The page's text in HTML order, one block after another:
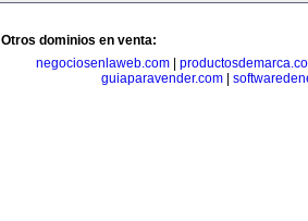
Otros dominios en venta:
negociosenlaweb.com
guiaparavender.com|